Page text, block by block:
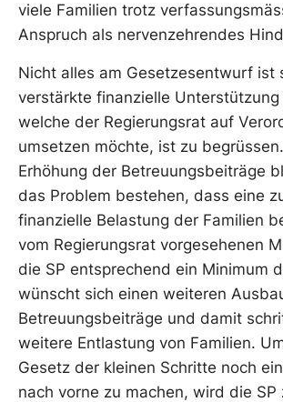
viele Familien trotz
Anspruch als nervenzehrendes
Nicht alles am Gesetzesentwurf ist
verstärkte finanzielle Unterstützung
welche der Regierungsrat auf
umsetzen möchte, ist zu
Erhöhung der Betreuungsbeiträge
das Problem bestehen, dass eine
finanzielle Belastung der Familien
vom Regierungsrat vorgesehenen
die SP entsprechend ein Minimum
wünscht sich einen weiteren
Betreuungsbeiträge und damit
weitere Entlastung von Familien.
Gesetz der kleinen Schritte noch
nach vorne zu machen, wird die SP